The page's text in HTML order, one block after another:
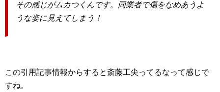
その感じがムカつくんです。同業者で傷をなめあうよ
うな姿に見えてしまう！
この引用記事情報からすると斎藤工尖ってるなって感じで
すね。